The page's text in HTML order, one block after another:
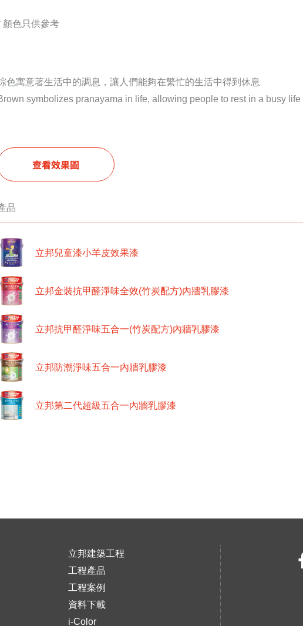
顏色只供參考
色寓意著生活中的調息，讓人們能夠在繁忙的生活中得到休息
symbolizes pranayama in life, allowing people to rest in a busy life
查看效果圖
品
立邦兒童漆小羊皮效果漆
立邦金裝抗甲醛淨味全效(竹炭配方)內牆乳膠漆
立邦抗甲醛淨味五合一(竹炭配方)內牆乳膠漆
立邦防潮淨味五合一內牆乳膠漆
立邦第二代超級五合一內牆乳膠漆
立邦建築工程
工程產品
工程案例
資料下載
i-Color